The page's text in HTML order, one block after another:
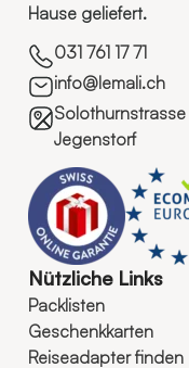
Hause geliefert.
031 761 17 71
info@lemali.ch
Jegenstorf
Nützliche Links
Packlisten
Geschenkkarten
Reiseadapter finden